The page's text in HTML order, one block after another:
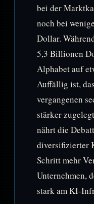
bei der
noch bei
Dollar.
5,3 Billionen
Alphabet auf
Auffällig ist,
vergangenen
stärker
nährt die
diversifizierter
Schritt mehr
Unternehmen,
stark am KI-